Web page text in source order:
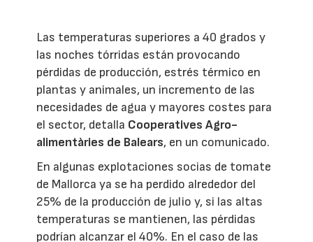
Las temperaturas superiores a 40 grados y
las noches tórridas están provocando
pérdidas de producción, estrés térmico en
plantas y animales, un incremento de las
necesidades de agua y mayores costes para
el sector, detalla Cooperatives Agro-
alimentàries de Balears, en un comunicado.
En algunas explotaciones socias de tomate
de Mallorca ya se ha perdido alrededor del
25% de la producción de julio y, si las altas
temperaturas se mantienen, las pérdidas
podrían alcanzar el 40%. En el caso de las